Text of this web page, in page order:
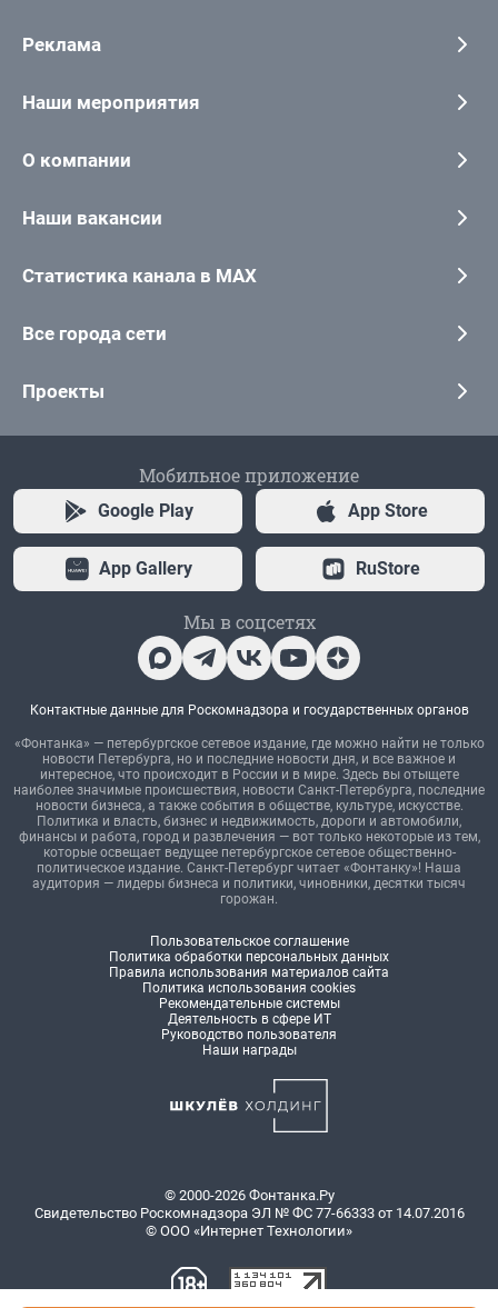
Реклама
Наши мероприятия
О компании
Наши вакансии
Статистика канала в MAX
Все города сети
Проекты
Мобильное приложение
Google Play App Store
App Gallery RuStore
Мы в соцсетях
Контактные данные для Роскомнадзора и государственных органов
«Фонтанка» — петербургское сетевое издание, где можно найти не только
новости Петербурга, но и последние новости дня, и все важное и
интересное, что происходит в России и в мире. Здесь вы отыщете
наиболее значимые происшествия, новости Санкт-Петербурга, последние
новости бизнеса, а также события в обществе, культуре, искусстве.
Политика и власть, бизнес и недвижимость, дороги и автомобили,
финансы и работа, город и развлечения — вот только некоторые из тем,
которые освещает ведущее петербургское сетевое общественно-
политическое издание. Санкт-Петербург читает «Фонтанку»! Наша
аудитория — лидеры бизнеса и политики, чиновники, десятки тысяч
горожан.
Пользовательское соглашение
Политика обработки персональных данных
Правила использования материалов сайта
Политика использования cookies
Рекомендательные системы
Деятельность в сфере ИТ
Руководство пользователя
Наши награды
© 2000-2026 Фонтанка.Ру
Свидетельство Роскомнадзора ЭЛ № ФС 77-66333 от 14.07.2016
© ООО «Интернет Технологии»